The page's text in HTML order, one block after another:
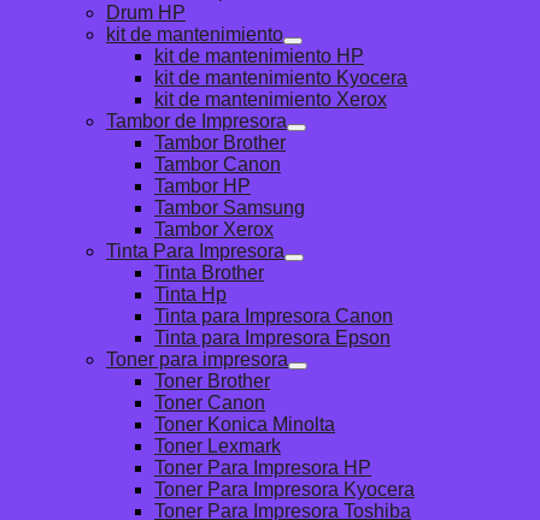
Drum HP
kit de mantenimiento
kit de mantenimiento HP
kit de mantenimiento Kyocera
kit de mantenimiento Xerox
Tambor de Impresora
Tambor Brother
Tambor Canon
Tambor HP
Tambor Samsung
Tambor Xerox
Tinta Para Impresora
Tinta Brother
Tinta Hp
Tinta para Impresora Canon
Tinta para Impresora Epson
Toner para impresora
Toner Brother
Toner Canon
Toner Konica Minolta
Toner Lexmark
Toner Para Impresora HP
Toner Para Impresora Kyocera
Toner Para Impresora Toshiba